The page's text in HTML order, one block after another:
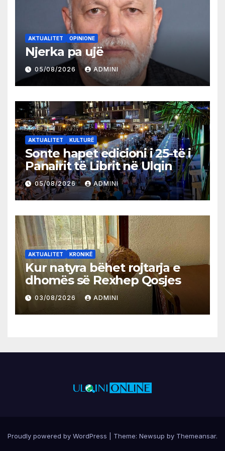
AKTUALITET OPINIONE
Njerka pa ujë
05/08/2026 ADMINI
AKTUALITET KULTURË
Sonte hapet edicioni i 25-të i
Panairit të Librit në Ulqin
05/08/2026 ADMINI
AKTUALITET KRONIKË
Kur natyra bëhet rojtarja e
dhomës së Rexhep Qosjes
03/08/2026 ADMINI
Proudly powered by WordPress Theme: Newsup by Themeansar.